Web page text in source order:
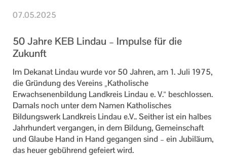
07.05.2025
50 Jahre KEB Lindau – Impulse für die
Zukunft
Im Dekanat Lindau wurde vor 50 Jahren, am 1. Juli 1975,
die Gründung des Vereins „Katholische
Erwachsenenbildung Landkreis Lindau e. V.“ beschlossen.
Damals noch unter dem Namen Katholisches
Bildungswerk Landkreis Lindau e.V.. Seither ist ein halbes
Jahrhundert vergangen, in dem Bildung, Gemeinschaft
und Glaube Hand in Hand gegangen sind – ein Jubiläum,
das heuer gebührend gefeiert wird.